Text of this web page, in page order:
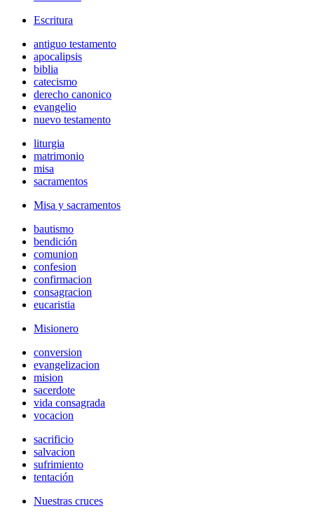
Escritura
antiguo testamento
apocalipsis
biblia
catecismo
derecho canonico
evangelio
nuevo testamento
liturgia
matrimonio
misa
sacramentos
Misa y sacramentos
bautismo
bendición
comunion
confesion
confirmacion
consagracion
eucaristia
Misionero
conversion
evangelizacion
mision
sacerdote
vida consagrada
vocacion
sacrificio
salvacion
sufrimiento
tentación
Nuestras cruces